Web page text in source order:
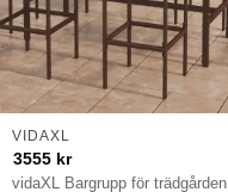
vidaXL Bargrupp för trädgården
VIDAXL
3555 kr